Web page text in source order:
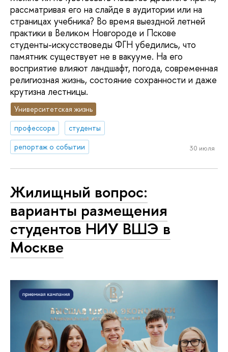
рассматривая его на слайде в аудитории или на
страницах учебника? Во время выездной летней
практики в Великом Новгороде и Пскове
студенты-искусствоведы ФГН убедились, что
памятник существует не в вакууме. На его
восприятие влияют ландшафт, погода, современная
религиозная жизнь, состояние сохранности и даже
крутизна лестницы.
Университетская жизнь
профессора
студенты
репортаж о событии
30 июля
Жилищный вопрос:
варианты размещения
студентов НИУ ВШЭ в
Москве